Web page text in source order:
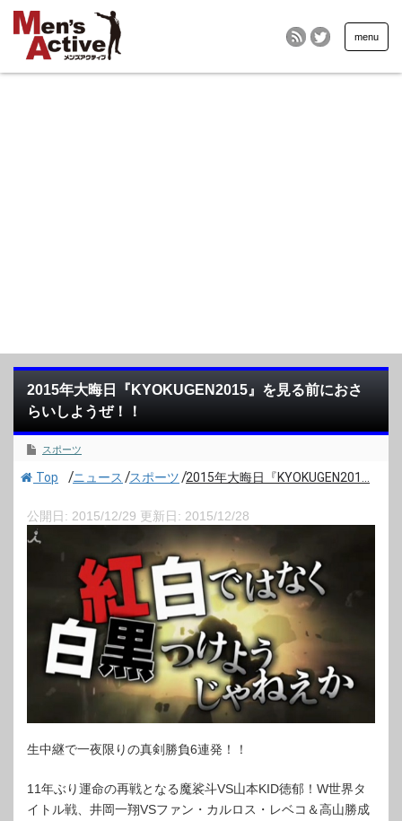
menu
2015年大晦日『KYOKUGEN2015』を見る前におさ
らいしようぜ！！
スポーツ
Top /ニュース /スポーツ/2015年大晦日『KYOKUGEN201...
公開日: 2015/12/29 更新日: 2015/12/28
生中継で一夜限りの真剣勝負6連発！！
11年ぶり運命の再戦となる魔裟斗VS山本KID徳郁！W世界タ
イトル戦、井岡一翔VSファン・カルロス・レベコ＆高山勝成